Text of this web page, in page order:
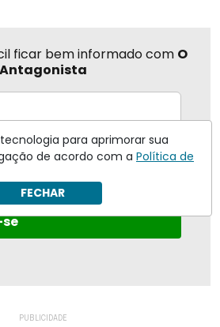
ficar bem informado com O
Antagonista
notificações | Para obter mais
Política de Privacidade.
Enviar
para aprimorar sua
de acordo com a Política de
FECHAR